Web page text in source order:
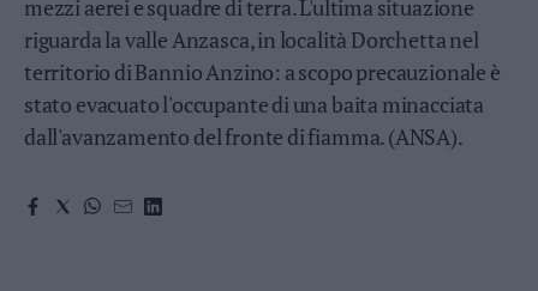
Rendena
Alto
Adige
–
Südtirol
mezzi aerei e squadre di terra. L'ultima situazione
riguarda la valle Anzasca, in località Dorchetta nel
territorio di Bannio Anzino: a scopo precauzionale è
stato evacuato l'occupante di una baita minacciata
dall'avanzamento del fronte di fiamma. (ANSA).